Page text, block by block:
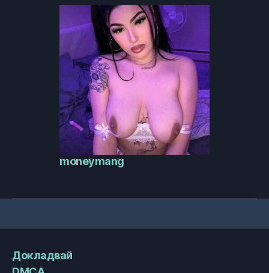
moneymang
Докладвай